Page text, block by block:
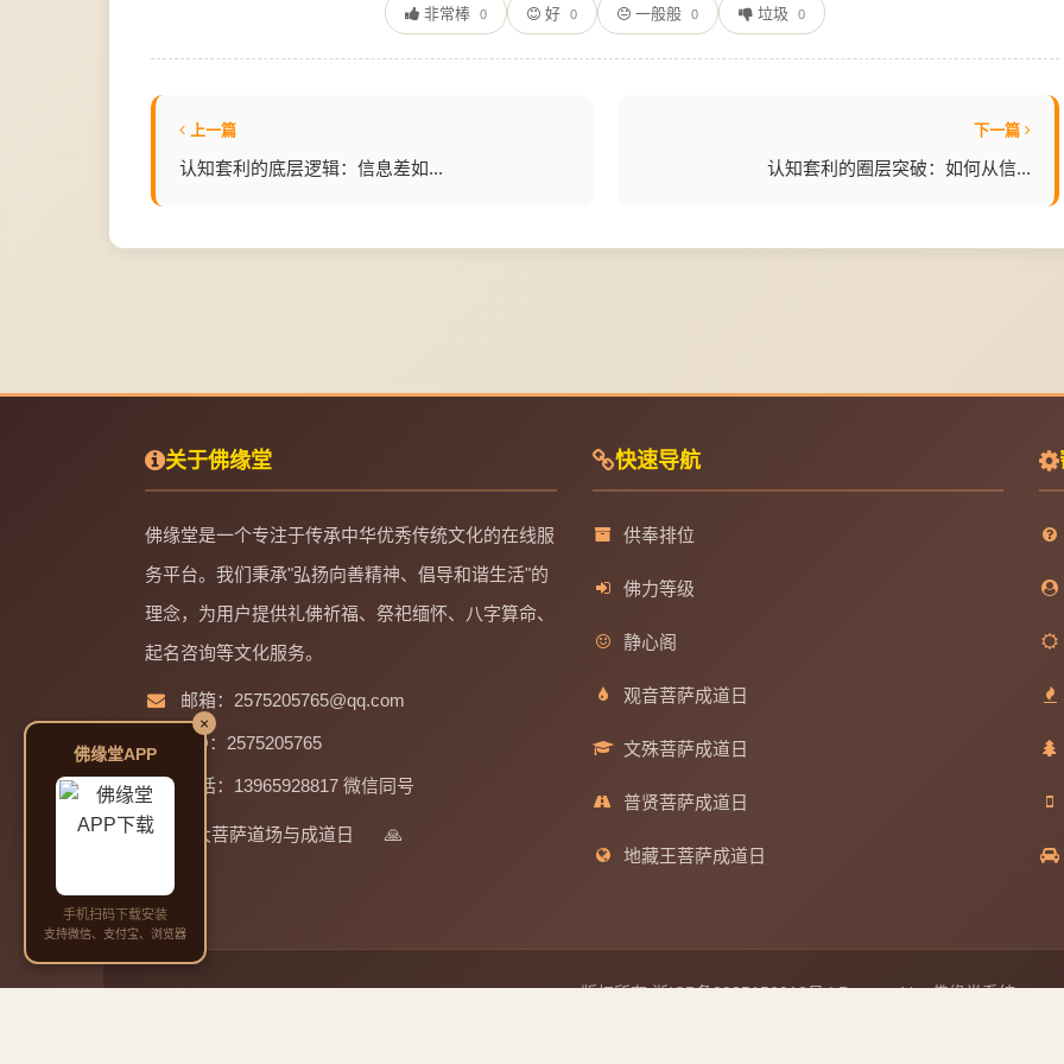
非常棒 0 好 0 一般般 0 垃圾 0
上一篇
认知套利的底层逻辑：信息差如...
下一篇
认知套利的圈层突破：如何从信...
关于佛缘堂
佛缘堂是一个专注于传承中华优秀传统文化的在线服
务平台。我们秉承"弘扬向善精神、倡导和谐生活"的
理念，为用户提供礼佛祈福、祭祀缅怀、八字算命、
起名咨询等文化服务。
邮箱：2575205765@qq.com
QQ：2575205765
电话：13965928817 微信同号
四大菩萨道场与成道日 🙏
快速导航
供奉排位
佛力等级
静心阁
观音菩萨成道日
文殊菩萨成道日
普贤菩萨成道日
地藏王菩萨成道日
版权所有浙ICP备2025156918号| Powered by 佛缘堂系统
佛缘堂APP
手机扫码下载安装
支持微信、支付宝、浏览器
×